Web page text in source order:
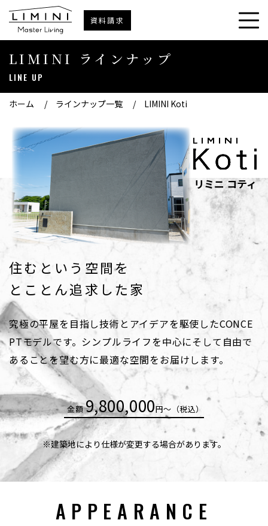
資料請求
LIMINI ラインナップ
LINE UP
ホーム / ラインナップ一覧 / LIMINI Koti
リミニ コティ
住むという空間を
とことん追求した家
究極の平屋を目指し技術とアイデアを駆使したCONCE
PTモデルです。シンプルライフを中心にそして自由で
あることを望む方に最適な空間をお届けします。
金額9,800,000円〜（税込）
※建築地により仕様が変更する場合があります。
APPEARANCE